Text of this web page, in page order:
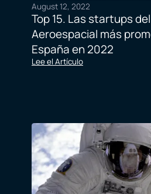
August 12, 2022
Top 15. Las startups
Aeroespacial más
España en 2022
Lee el Artículo